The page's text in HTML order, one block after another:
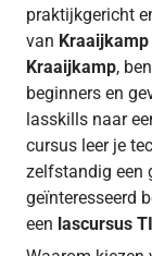
praktijkgericht
van
Kraaijkamp,
beginners en
lasskills naar
cursus leer je
zelfstandig een
geïnteresseerd
een lascursus